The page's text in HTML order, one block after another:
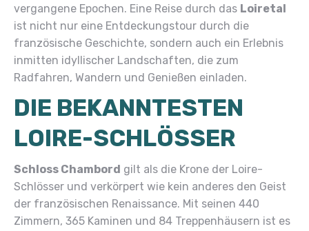
vergangene Epochen. Eine Reise durch das Loiretal
ist nicht nur eine Entdeckungstour durch die
französische Geschichte, sondern auch ein Erlebnis
inmitten idyllischer Landschaften, die zum
Radfahren, Wandern und Genießen einladen.
DIE BEKANNTESTEN
LOIRE-SCHLÖSSER
Schloss Chambord gilt als die Krone der Loire-
Schlösser und verkörpert wie kein anderes den Geist
der französischen Renaissance. Mit seinen 440
Zimmern, 365 Kaminen und 84 Treppenhäusern ist es